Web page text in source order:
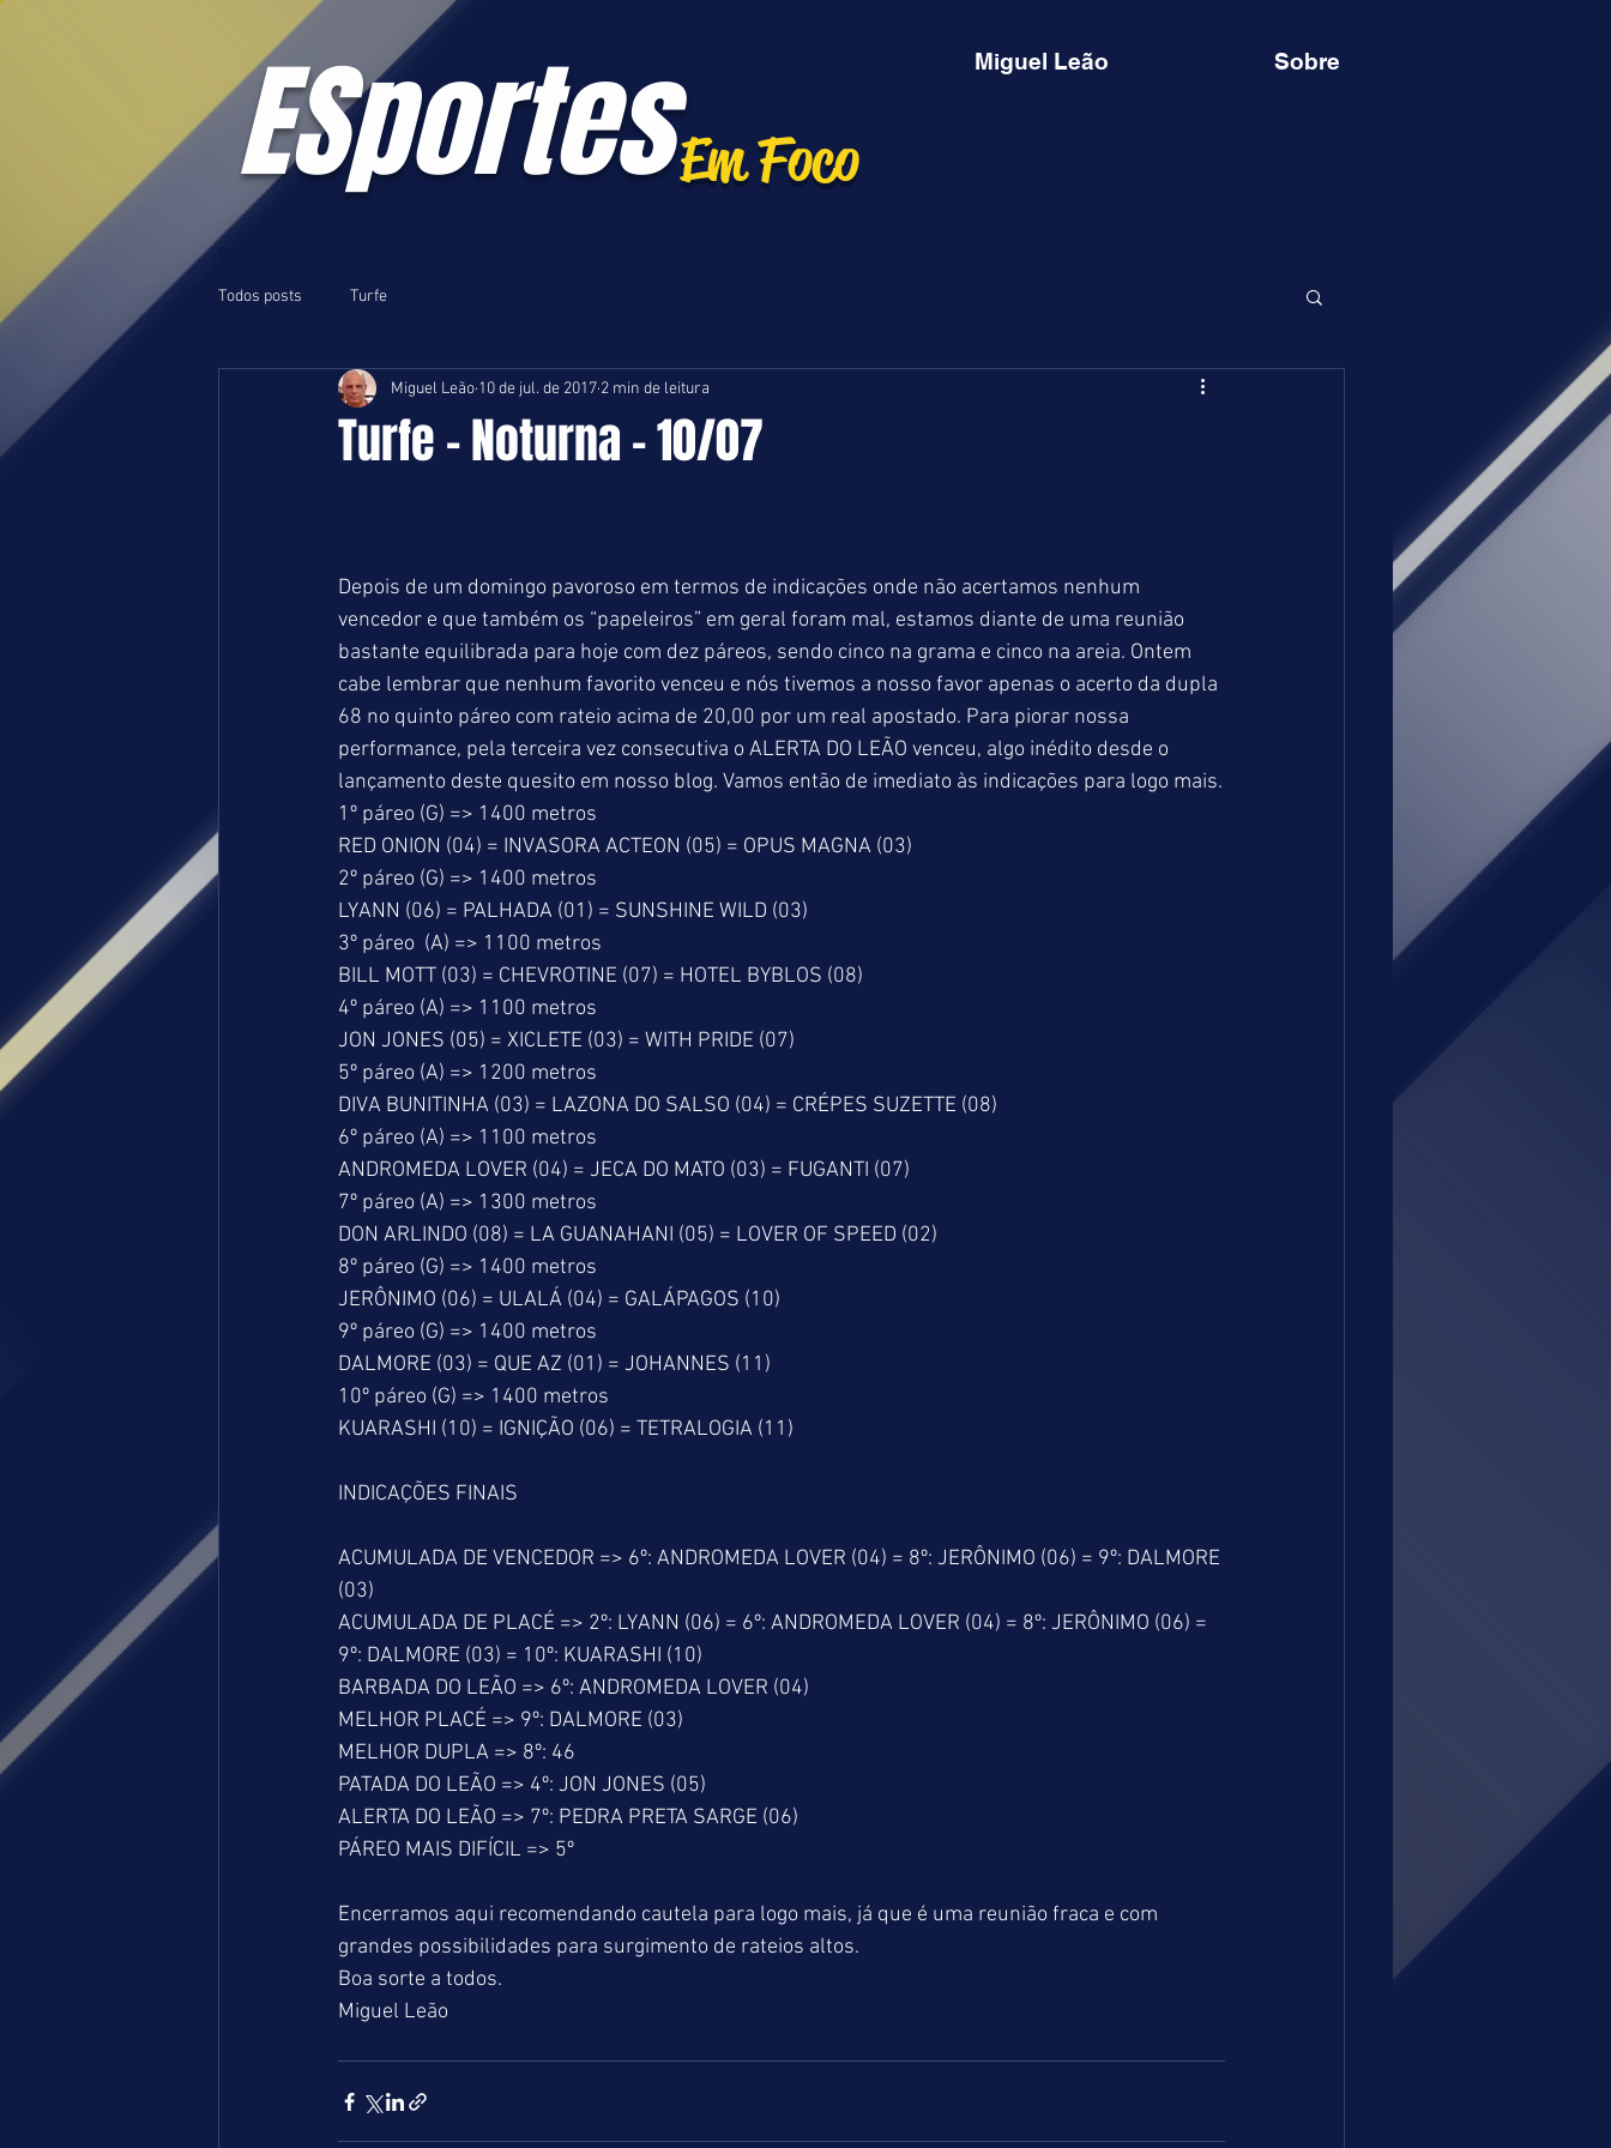
ESportesEm Foco
Miguel Leão Sobre
Todos posts Turfe
Turfe - Noturna - 10/07
Miguel Leão 10 de jul. de 2017 2 min de leitura
Depois de um domingo pavoroso em termos de indicações onde não acertamos nenhum
vencedor e que também os “papeleiros” em geral foram mal, estamos diante de uma reunião
bastante equilibrada para hoje com dez páreos, sendo cinco na grama e cinco na areia. Ontem
cabe lembrar que nenhum favorito venceu e nós tivemos a nosso favor apenas o acerto da dupla
68 no quinto páreo com rateio acima de 20,00 por um real apostado. Para piorar nossa
performance, pela terceira vez consecutiva o ALERTA DO LEÃO venceu, algo inédito desde o
lançamento deste quesito em nosso blog. Vamos então de imediato às indicações para logo mais.
1º páreo (G) => 1400 metros
RED ONION (04) = INVASORA ACTEON (05) = OPUS MAGNA (03)
2º páreo (G) => 1400 metros
LYANN (06) = PALHADA (01) = SUNSHINE WILD (03)
3º páreo  (A) => 1100 metros
BILL MOTT (03) = CHEVROTINE (07) = HOTEL BYBLOS (08)
4º páreo (A) => 1100 metros
JON JONES (05) = XICLETE (03) = WITH PRIDE (07)
5º páreo (A) => 1200 metros
DIVA BUNITINHA (03) = LAZONA DO SALSO (04) = CRÉPES SUZETTE (08)
6º páreo (A) => 1100 metros
ANDROMEDA LOVER (04) = JECA DO MATO (03) = FUGANTI (07)
7º páreo (A) => 1300 metros
DON ARLINDO (08) = LA GUANAHANI (05) = LOVER OF SPEED (02)
8º páreo (G) => 1400 metros
JERÔNIMO (06) = ULALÁ (04) = GALÁPAGOS (10)
9º páreo (G) => 1400 metros
DALMORE (03) = QUE AZ (01) = JOHANNES (11)
10º páreo (G) => 1400 metros
KUARASHI (10) = IGNIÇÃO (06) = TETRALOGIA (11)
INDICAÇÕES FINAIS
ACUMULADA DE VENCEDOR => 6º: ANDROMEDA LOVER (04) = 8º: JERÔNIMO (06) = 9º: DALMORE
(03)
ACUMULADA DE PLACÉ => 2º: LYANN (06) = 6º: ANDROMEDA LOVER (04) = 8º: JERÔNIMO (06) =
9º: DALMORE (03) = 10º: KUARASHI (10)
BARBADA DO LEÃO => 6º: ANDROMEDA LOVER (04)
MELHOR PLACÉ => 9º: DALMORE (03)
MELHOR DUPLA => 8º: 46
PATADA DO LEÃO => 4º: JON JONES (05)
ALERTA DO LEÃO => 7º: PEDRA PRETA SARGE (06)
PÁREO MAIS DIFÍCIL => 5º
Encerramos aqui recomendando cautela para logo mais, já que é uma reunião fraca e com
grandes possibilidades para surgimento de rateios altos.
Boa sorte a todos.
Miguel Leão